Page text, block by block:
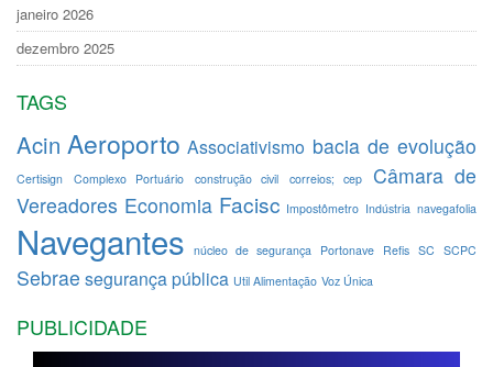
janeiro 2026
dezembro 2025
TAGS
Acin Aeroporto Associativismo bacia de evolução
Certisign Complexo Portuário construção civil correios; cep
Câmara de
Vereadores Economia Facisc Impostômetro Indústria navegafolia
Navegantes núcleo de segurança Portonave Refis SC SCPC
Sebrae segurança pública Util Alimentação Voz Única
PUBLICIDADE